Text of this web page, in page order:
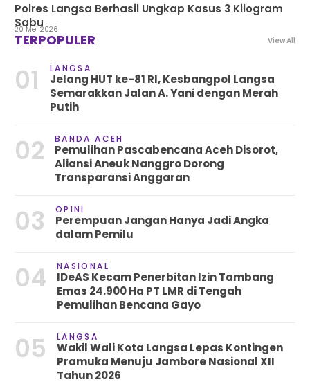
Polres Langsa Berhasil Ungkap Kasus 3 Kilogram
Sabu20 Mei 2026
TERPOPULER View All
01 LANGSA
Jelang HUT ke-81 RI, Kesbangpol Langsa
Semarakkan Jalan A. Yani dengan Merah
Putih
02 BANDA ACEH
Pemulihan Pascabencana Aceh Disorot,
Aliansi Aneuk Nanggro Dorong
Transparansi Anggaran
03 OPINI
Perempuan Jangan Hanya Jadi Angka
dalam Pemilu
04 NASIONAL
IDeAS Kecam Penerbitan Izin Tambang
Emas 24.900 Ha PT LMR di Tengah
Pemulihan Bencana Gayo
05 LANGSA
Wakil Wali Kota Langsa Lepas Kontingen
Pramuka Menuju Jambore Nasional XII
Tahun 2026